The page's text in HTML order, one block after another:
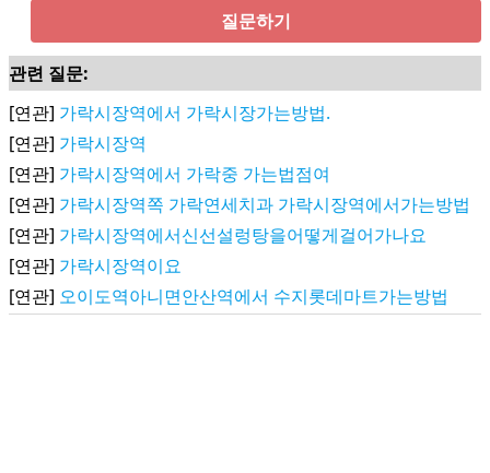
질문하기
관련 질문:
[연관] 가락시장역에서 가락시장가는방법.
[연관] 가락시장역
[연관] 가락시장역에서 가락중 가는법점여
[연관] 가락시장역쪽 가락연세치과 가락시장역에서가는방법
[연관] 가락시장역에서신선설렁탕을어떻게걸어가나요
[연관] 가락시장역이요
[연관] 오이도역아니면안산역에서 수지롯데마트가는방법